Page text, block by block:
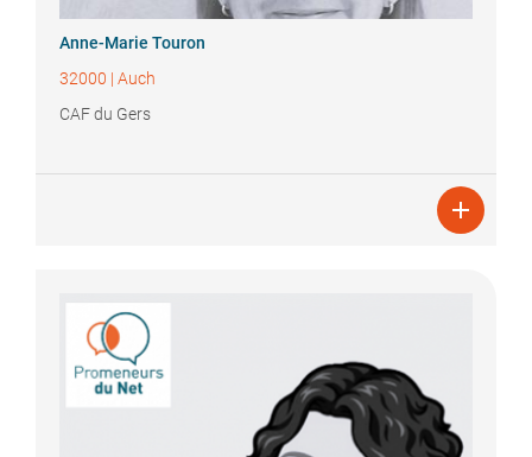
Anne-Marie Touron
32000 | Auch
CAF du Gers
